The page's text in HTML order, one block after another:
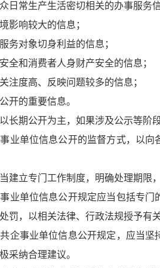
日常生产生活密切相关的办事服务信
影响较大的信息；
务对象切身利益的信息；
全和消费者人身财产安全的信息；
注度高、反映问题较多的信息；
开的重要信息。
长期公开为主，如果涉及公示等阶
单位信息公开的监督方式，以向
建立专门工作制度，明确处理期限
单位信息公开规定应当包括专门
罚，以相关法律、行政法规授予有
事业单位信息公开规定，应当坚
采纳合理建议。